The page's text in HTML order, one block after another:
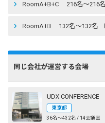
RoomA+B+C 216名〜216名
RoomA+B 132名〜132名 （
同じ会社が運営する会場
UDX CONFERENCE
東京都
36名〜432名 / 14会議室